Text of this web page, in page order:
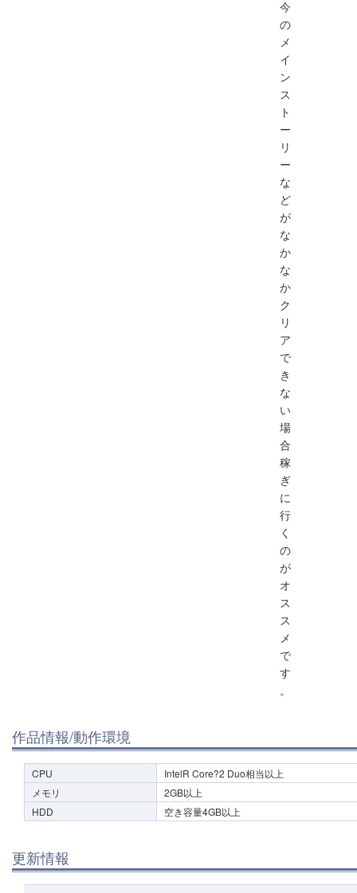
今
の
メ
イ
ン
ス
ト
ー
リ
ー
な
ど
が
な
か
な
か
ク
リ
ア
で
き
な
い
場
合
稼
ぎ
に
行
く
の
が
オ
ス
ス
メ
で
す
。
作品情報/動作環境
CPU
IntelR Core?2 Duo相当以上
メモリ
2GB以上
HDD
空き容量4GB以上
更新情報